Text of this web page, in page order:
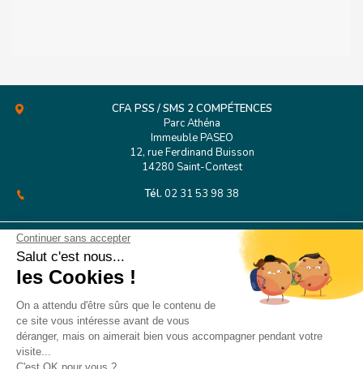
CFA PSS / SMS 2 COMPÉTENCES
Parc Athéna
Immeuble PASEO
12, rue Ferdinand Buisson
14280 Saint-Contest
Tél. 02 31 53 98 38
127 Boulevard de l’Europe
CONTACT